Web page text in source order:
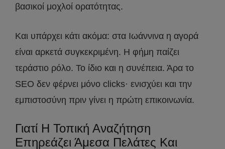
βασικοί μοχλοί ορατότητας.
Και υπάρχει κάτι ακόμα: στα Ιωάννινα η αγορά
είναι αρκετά συγκεκριμένη. Η φήμη παίζει
τεράστιο ρόλο. Το ίδιο και η συνέπεια. Άρα το
SEO δεν φέρνει μόνο clicks· ενισχύει και την
εμπιστοσύνη πριν γίνει η πρώτη επικοινωνία.
Γιατί Η Τοπική Αναζήτηση
Επηρεάζει Άμεσα Πελάτες Και